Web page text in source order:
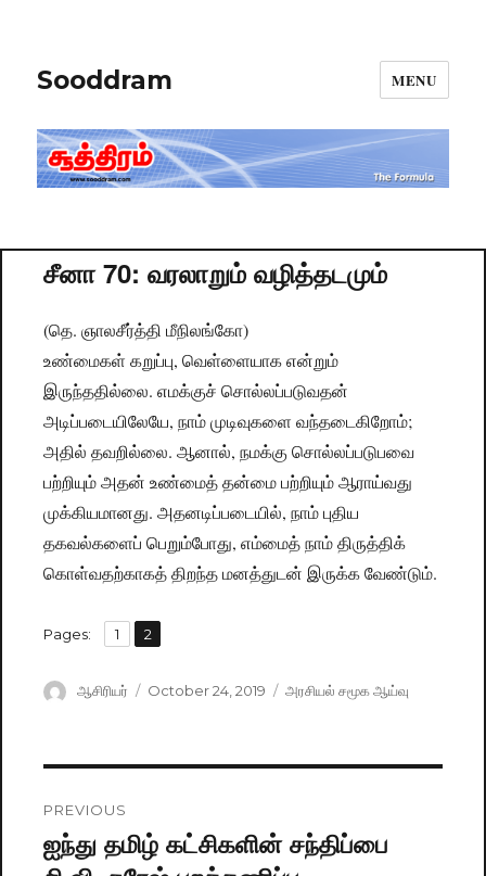
Sooddram MENU
சீனா 70: வரலாறும் வழித்தடமும்
(தெ. ஞாலசீர்த்தி மீநிலங்கோ)
உண்மைகள் கறுப்பு, வெள்ளையாக என்றும்
இருந்ததில்லை. எமக்குச் சொல்லப்படுவதன்
அடிப்படையிலேயே, நாம் முடிவுகளை வந்தடைகிறோம்;
அதில் தவறில்லை. ஆனால், நமக்கு சொல்லப்படுபவை
பற்றியும் அதன் உண்மைத் தன்மை பற்றியும் ஆராய்வது
முக்கியமானது. அதனடிப்படையில், நாம் புதிய
தகவல்களைப் பெறும்போது, எம்மைத் நாம் திருத்திக்
கொள்வதற்காகத் திறந்த மனத்துடன் இருக்க வேண்டும்.
Pages: Page
1 ,
Page
2
Author
ஆசிரியர்
Posted
October 24, 2019 Categories
அரசியல் சமூக ஆய்வு
navigation
PREVIOUS
Previous
ஐந்து தமிழ் கட்சிகளின் சந்திப்பை